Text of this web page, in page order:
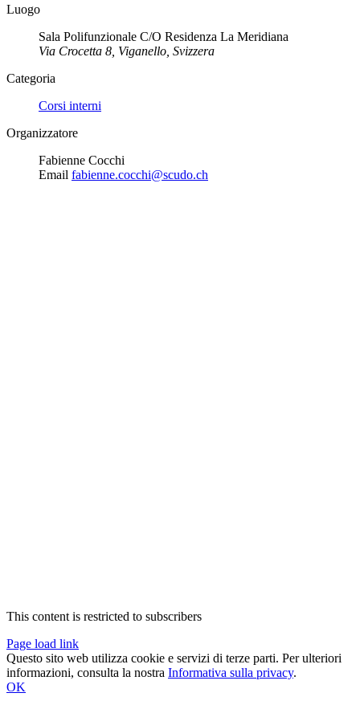
Luogo
Sala Polifunzionale C/O Residenza La Meridiana
Via Crocetta 8, Viganello, Svizzera
Categoria
Corsi interni
Organizzatore
Fabienne Cocchi
Email fabienne.cocchi@scudo.ch
This content is restricted to subscribers
Page load link
Questo sito web utilizza cookie e servizi di terze parti. Per ulteriori
informazioni, consulta la nostra Informativa sulla privacy.
OK